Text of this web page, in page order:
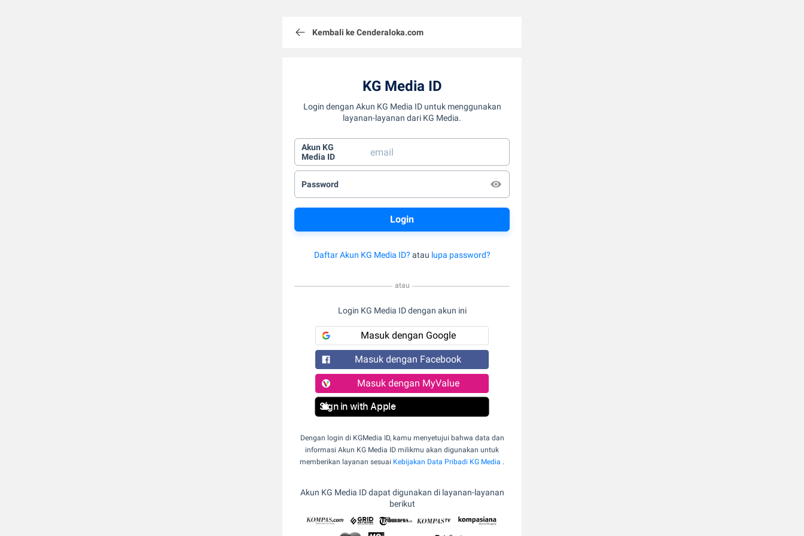
Kembali ke Cenderaloka.com
KG Media ID
Login dengan Akun KG Media ID untuk menggunakan
layanan-layanan dari KG Media.
Akun KG
Media ID
Password
Daftar Akun KG Media ID? atau lupa password?
atau
Login KG Media ID dengan akun ini
Masuk dengan Google
Masuk dengan Facebook
Masuk dengan MyValue
Sign in with Apple
Dengan login di KGMedia ID, kamu menyetujui bahwa data dan
informasi Akun KG Media ID milikmu akan digunakan untuk
memberikan layanan sesuai Kebijakan Data Pribadi KG Media .
Akun KG Media ID dapat digunakan di layanan-layanan
berikut